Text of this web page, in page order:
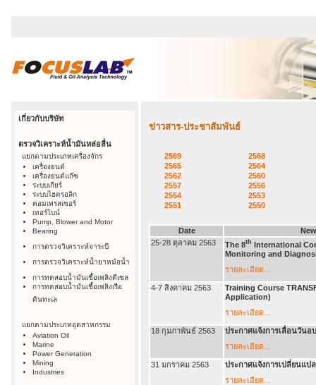
เกี่ยวกับบริษัท
ตรวจวิเคราะห์น้ำมันหล่อลื่น
แยกตามประเภทเครื่องจักร
เครื่องยนต์
เครื่องยนต์แก๊ซ
ระบบเกียร์
ระบบไฮดรอลิก
คอมเพรสเซอร์
เทอร์ไบน์
Pump, Blower and Motor
Bearing
การตรวจวิเคราะห์จาระบี
การตรวจวิเคราะห์น้ำยาหม้อน้ำ
การทดสอบน้ำมันเชื้อเพลิงดีเซล
การทดสอบน้ำมันเชื้อเพลิงเรือ
ดินทะเล
แยกตามประเภทอุตสาหกรรม
Aviation Oil
Marine
Power Generation
Mining
Industries
ข่าวสาร-ประชาสัมพันธ์
2569
2565
2562
2557
2554
2551
2568
2564
2560
2556
2553
2550
Date
25-28 ตุลาคม 2563
The 8th
International
Monitoring and
รายละเอียด...
4-7 สิงคาคม 2563
Training Course
Application)
รายละเอียด...
18 กุมภาพันธ์ 2563
ประกาศแจ้งการเลื่อนวันอ
รายละเอียด...
31 มกราคม 2563
ประกาศแจ้งการเปลี่ยนแป
รายละเอียด...